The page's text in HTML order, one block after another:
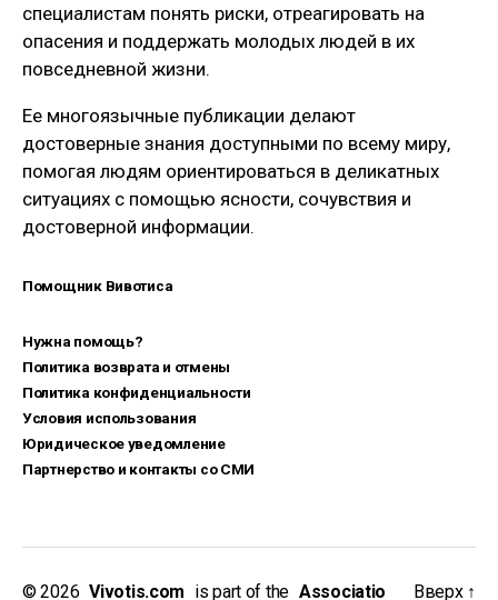
специалистам понять риски, отреагировать на
опасения и поддержать молодых людей в их
повседневной жизни.
Ее многоязычные публикации делают
достоверные знания доступными по всему миру,
помогая людям ориентироваться в деликатных
ситуациях с помощью ясности, сочувствия и
достоверной информации.
Помощник Вивотиса
Нужна помощь?
Политика возврата и отмены
Политика конфиденциальности
Условия использования
Юридическое уведомление
Партнерство и контакты со СМИ
© 2026 _Vivotis.com is part of the Associatio Вверх ↑